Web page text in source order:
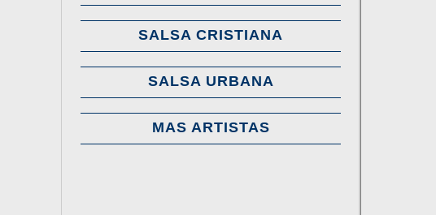
SALSA CRISTIANA
SALSA URBANA
MAS ARTISTAS